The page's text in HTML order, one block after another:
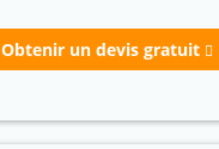
Obtenir un devis gratuit